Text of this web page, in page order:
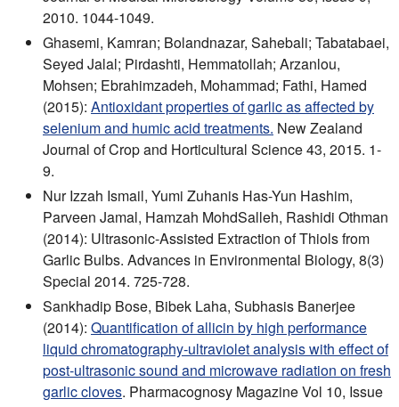
2010. 1044-1049.
Ghasemi, Kamran; Bolandnazar, Sahebali; Tabatabaei,
Seyed Jalal; Pirdashti, Hemmatollah; Arzanlou,
Mohsen; Ebrahimzadeh, Mohammad; Fathi, Hamed
(2015): Antioxidant properties of garlic as affected by
selenium and humic acid treatments. New Zealand
Journal of Crop and Horticultural Science 43, 2015. 1-
9.
Nur Izzah Ismail, Yumi Zuhanis Has-Yun Hashim,
Parveen Jamal, Hamzah MohdSalleh, Rashidi Othman
(2014): Ultrasonic-Assisted Extraction of Thiols from
Garlic Bulbs. Advances in Environmental Biology, 8(3)
Special 2014. 725-728.
Sankhadip Bose, Bibek Laha, Subhasis Banerjee
(2014): Quantification of allicin by high performance
liquid chromatography‐ultraviolet analysis with effect of
post‐ultrasonic sound and microwave radiation on fresh
garlic cloves. Pharmacognosy Magazine Vol 10, Issue